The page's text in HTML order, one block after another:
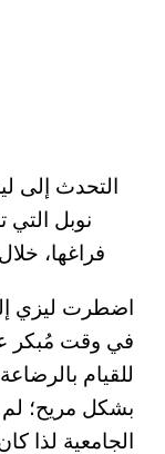
التحدث إلى
نوبل
فراغها،
اضطرت ليزي
في وقت مُبكر
للقيام
بشكل مريح؛
الجامعية لذا